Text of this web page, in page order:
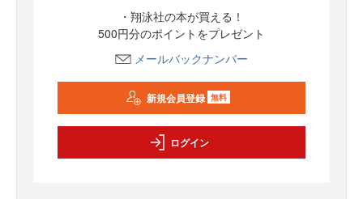
・翔泳社の本が買える！
500円分のポイントをプレゼント
メールバックナンバー
新規会員登録 無料
ログイン